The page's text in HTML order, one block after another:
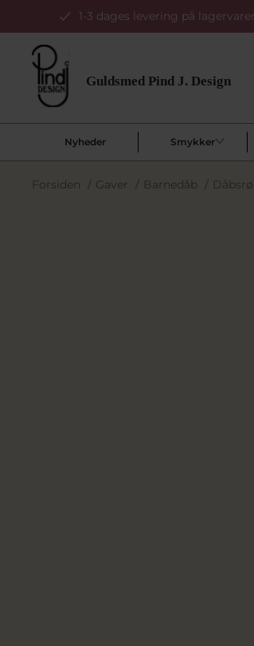
1-3 dages levering på lagervarer
Nyheder Smykker
Forsiden / Gaver / Barnedåb /